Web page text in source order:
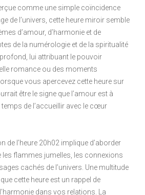
comme une simple coïncidence
de l’univers, cette heure miroir semble
d’amour, d’harmonie et de
de la numérologie et de la spiritualité
lui attribuant le pouvoir
romance ou des moments
vous apercevez cette heure sur
être le signe que l’amour est à
temps de l’accueillir avec le cœur
de l’heure 20h02 implique d’aborder
les flammes jumelles, les connexions
cachés de l’univers. Une multitude
cette heure est un rappel de
dans vos relations. La